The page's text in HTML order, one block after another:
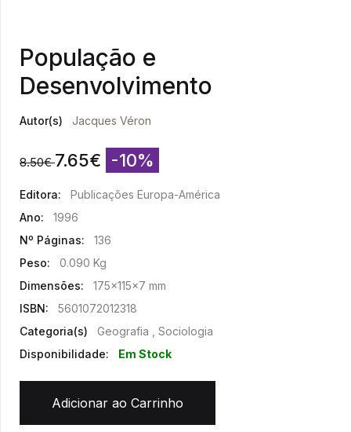
População e
Desenvolvimento
Autor(s) Jacques Véron
8.50€ 7.65€ -10%
Editora:
Publicações Europa-América
Ano:
1996
Nº Páginas:
136
Peso:
0.090 Kg
Dimensões:
175x115x7 mm
ISBN:
5601072012318
Categoria(s)
Geografia , Sociologia
Disponibilidade:
Em Stock
Adicionar ao Carrinho